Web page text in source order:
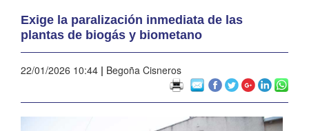
Exige la paralización inmediata de las
plantas de biogás y biometano
22/01/2026 10:44 | Begoña Cisneros